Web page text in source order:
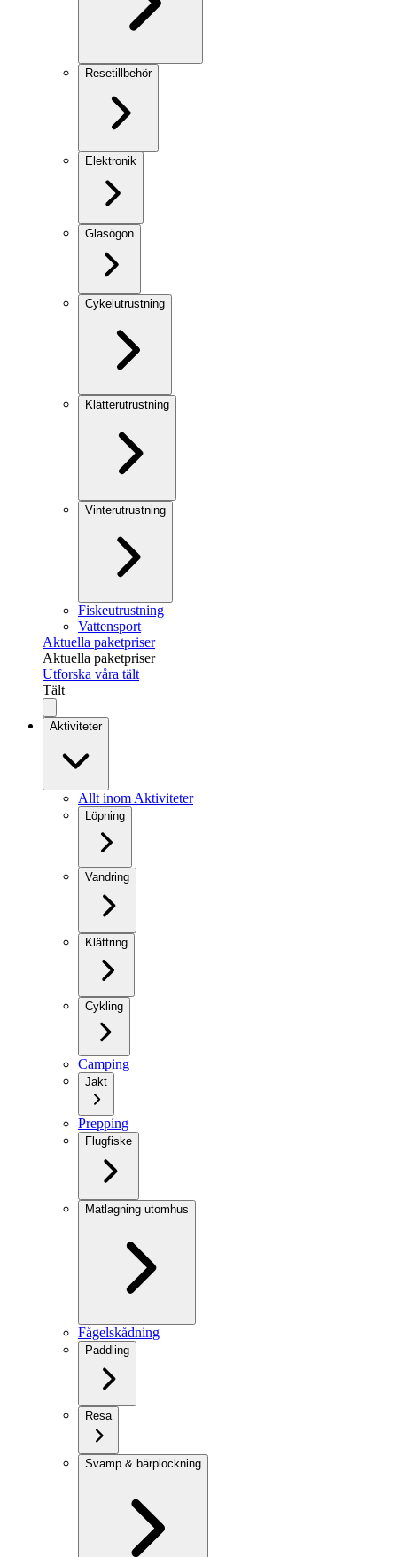
Resetillbehör
Elektronik
Glasögon
Cykelutrustning
Klätterutrustning
Vinterutrustning
Fiskeutrustning
Vattensport
Aktuella paketpriser
Aktuella paketpriser
Utforska våra tält
Tält
Aktiviteter
Allt inom Aktiviteter
Löpning
Vandring
Klättring
Cykling
Camping
Jakt
Prepping
Flugfiske
Matlagning utomhus
Fågelskådning
Paddling
Resa
Svamp & bärplockning